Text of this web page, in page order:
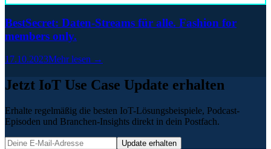
BestSecret: Daten-Streams für alle. Fashion for
members only.
17.10.2023Mehr lesen →
Jetzt IoT Use Case Update erhalten
Erhalte regelmäßig die besten IoT-Lösungsbeispiele, Podcast-
Episoden und Branchen-Insights direkt in dein Postfach.
Update erhalten